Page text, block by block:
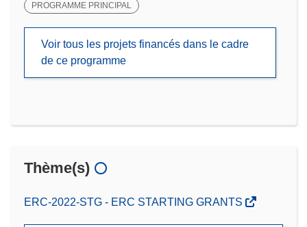
PROGRAMME PRINCIPAL
Voir tous les projets financés dans le cadre
de ce programme
Thème(s)
ERC-2022-STG - ERC STARTING GRANTS